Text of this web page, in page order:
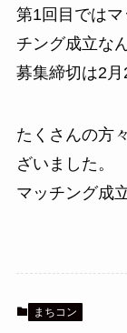
第1回目では
チング成立な
募集締切は2月
たくさんの方
ざいました。
マッチング成
まちコン